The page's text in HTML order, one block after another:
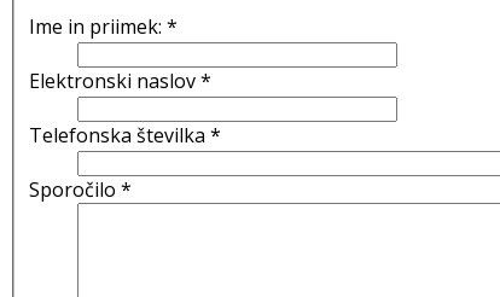
Ime in priimek: *
Elektronski naslov*
Telefonska številka *
Sporočilo *